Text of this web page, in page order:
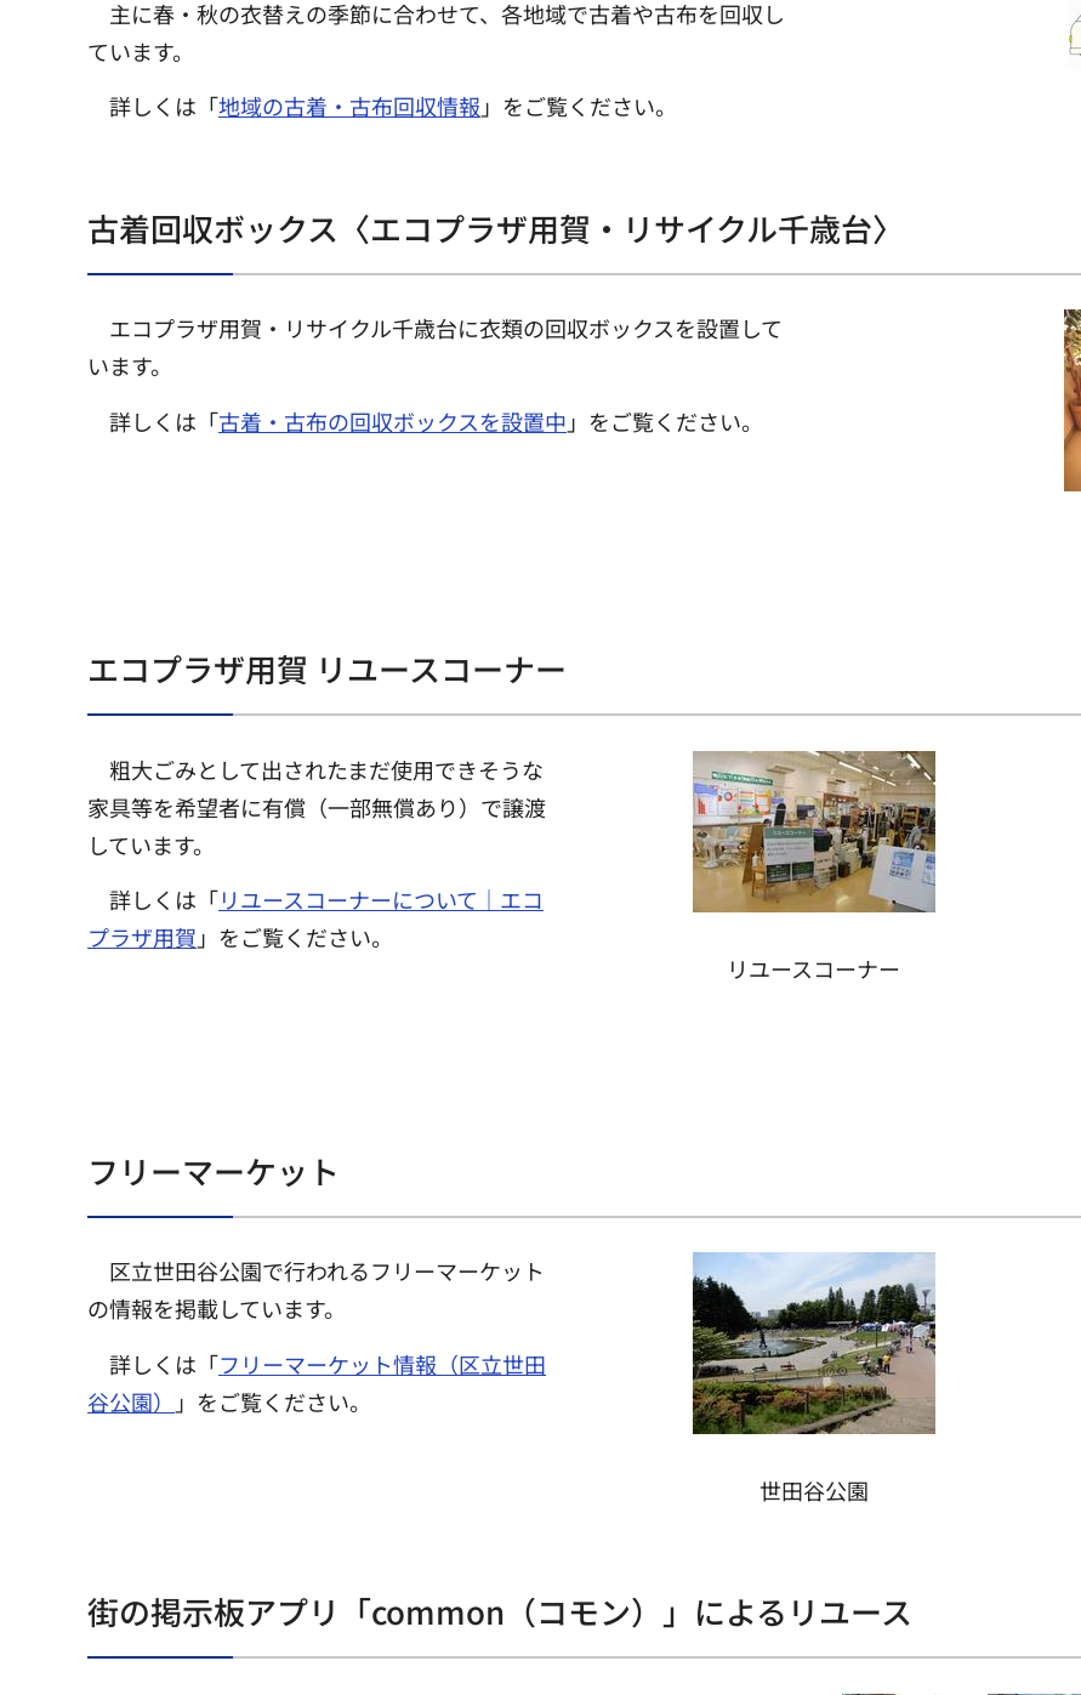
主に春・秋の衣替えの季節に合わせて、各地域で古着や古布を回収し
ています。
詳しくは「地域の古着・古布回収情報 」をご覧ください。
古着回収ボックス〈エコプラザ用賀・リサイクル千歳台〉
エコプラザ用賀・リサイクル千歳台に衣類の回収ボックスを設置して
います。
詳しくは「古着・古布の回収ボックスを設置中 」をご覧ください。
エコプラザ用賀 リユースコーナー
粗大ごみとして出されたまだ使用できそうな
家具等を希望者に有償（一部無償あり）で譲渡
しています。
詳しくは「リユースコーナーについて｜エコ
プラザ用賀 」をご覧ください。
リユースコーナー
フリーマーケット
区立世田谷公園で行われるフリーマーケット
の情報を掲載しています。
詳しくは「フリーマーケット情報（区立世田
谷公園）
」をご覧ください。
世田谷公園
街の掲示板アプリ「common（コモン）」によるリユース